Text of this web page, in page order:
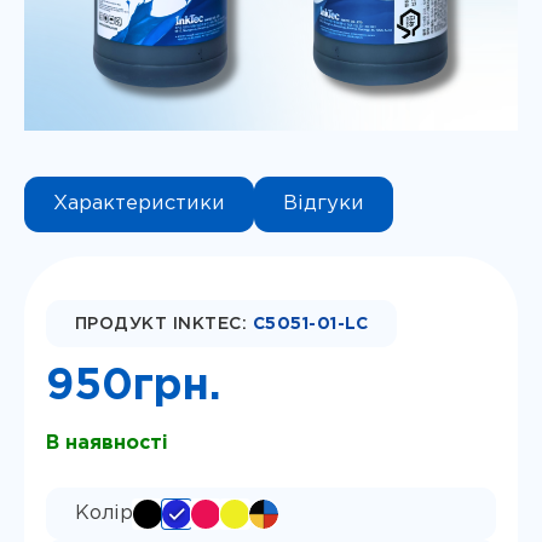
Характеристики Відгуки
ПРОДУКТ INKTEC: C5051-01-LC
950грн.
В наявності
Колір